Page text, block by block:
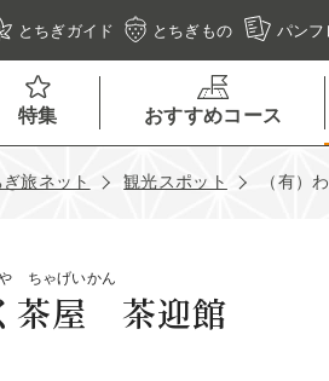
とちぎガイド とちぎもの パンフ
特集 おすすめコース
旅ネット 観光スポット （有）
ちゃげいかん
茶屋 茶迎館